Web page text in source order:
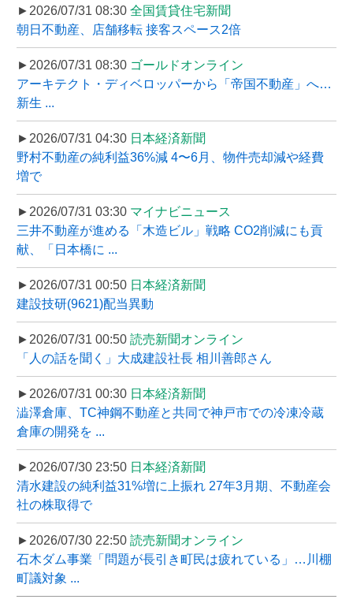
►2026/07/31 08:30 全国賃貸住宅新聞
朝日不動産、店舗移転 接客スペース2倍
►2026/07/31 08:30 ゴールドオンライン
アーキテクト・ディベロッパーから「帝国不動産」へ…
新生 ...
►2026/07/31 04:30 日本経済新聞
野村不動産の純利益36%減 4〜6月、物件売却減や経費
増で
►2026/07/31 03:30 マイナビニュース
三井不動産が進める「木造ビル」戦略 CO2削減にも貢
献、「日本橋に ...
►2026/07/31 00:50 日本経済新聞
建設技研(9621)配当異動
►2026/07/31 00:50 読売新聞オンライン
「人の話を聞く」大成建設社長 相川善郎さん
►2026/07/31 00:30 日本経済新聞
澁澤倉庫、TC神鋼不動産と共同で神戸市での冷凍冷蔵
倉庫の開発を ...
►2026/07/30 23:50 日本経済新聞
清水建設の純利益31%増に上振れ 27年3月期、不動産会
社の株取得で
►2026/07/30 22:50 読売新聞オンライン
石木ダム事業「問題が長引き町民は疲れている」…川棚
町議対象 ...